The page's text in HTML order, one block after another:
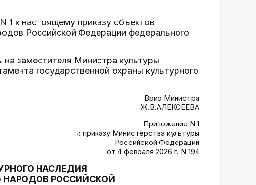
1 к настоящему приказу объектов
Российской Федерации федерального
заместителя Министра культуры
государственной охраны культурного
Врио Министра
Ж.В.АЛЕКСЕЕВА
Приложение N 1
к приказу Министерства культуры
Российской Федерации
от 4 февраля 2026 г. N 194
НАСЛЕДИЯ
НАРОДОВ РОССИЙСКОЙ